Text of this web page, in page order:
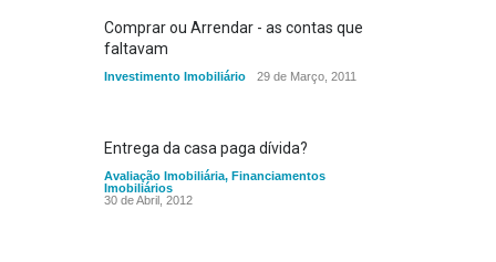
Comprar ou Arrendar - as contas que
faltavam
Investimento Imobiliário 29 de Março, 2011
Entrega da casa paga dívida?
Avaliação Imobiliária, Financiamentos
Imobiliários
30 de Abril, 2012